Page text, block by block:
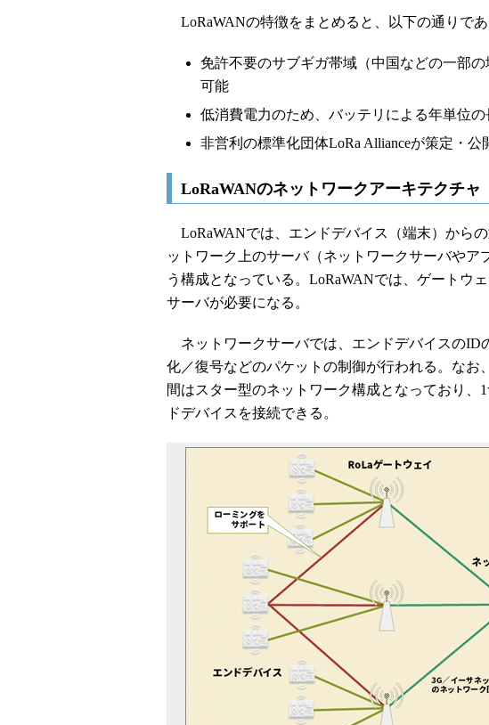
LoRaWANの特徴をまとめると、以下の通りであ
免許不要のサブギガ帯域（中国などの一部
可能
低消費電力のため、バッテリによる年単位
非営利の標準化団体LoRa Allianceが策定・
LoRaWANのネットワークアーキテクチャ
LoRaWANでは、エンドデバイス（端末）から
ットワーク上のサーバ（ネットワークサーバやア
う構成となっている。LoRaWANでは、ゲートウ
サーバが必要になる。
ネットワークサーバでは、エンドデバイスのID
化／復号などのパケットの制御が行われる。なお
間はスター型のネットワーク構成となっており、
ドデバイスを接続できる。